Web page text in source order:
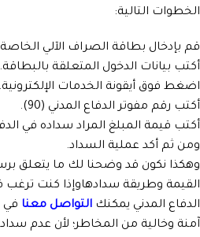
الخطوات التالية:
قم بإدخال بطاقة الصراف الآلي
أكتب بيانات الدخول المتعلقة بالبطاقة.
اضغط فوق أيقونة الخدمات الإلكترونية.
أكتب رقم مفوتر الدفاع المدني (90).
أكتب قيمة المبلغ المراد سداده في
ومن ثم أكد عملية السداد.
وهكذا نكون قد وضحنا لك ما يتعلق
القيمة وطريقة سدادهاوإذا كنت
الدفاع المدني يمكنك التواصل معنا في
آمنة وخالية من المخاطر؛ لأن عدم